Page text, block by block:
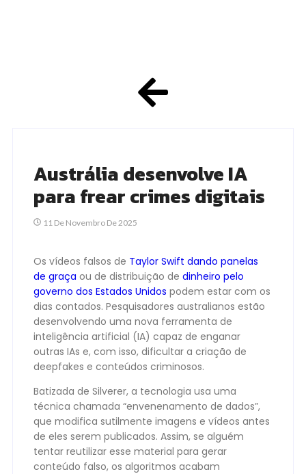
Austrália desenvolve IA
para frear crimes digitais
11 De Novembro De 2025
Os vídeos falsos de Taylor Swift dando panelas
de graça ou de distribuição de dinheiro pelo
governo dos Estados Unidos podem estar com os
dias contados. Pesquisadores australianos estão
desenvolvendo uma nova ferramenta de
inteligência artificial (IA) capaz de enganar
outras IAs e, com isso, dificultar a criação de
deepfakes e conteúdos criminosos.
Batizada de Silverer, a tecnologia usa uma
técnica chamada “envenenamento de dados”,
que modifica sutilmente imagens e vídeos antes
de eles serem publicados. Assim, se alguém
tentar reutilizar esse material para gerar
conteúdo falso, os algoritmos acabam